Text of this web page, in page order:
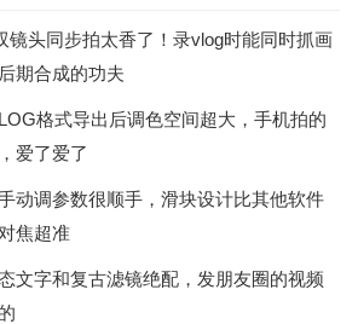
镜头同步拍太香了！录vlog时能同时抓画
期合成的功夫
格式导出后调色空间超大，手机拍的
爱了爱了
动调参数很顺手，滑块设计比其他软件
焦超准
文字和复古滤镜绝配，发朋友圈的视频